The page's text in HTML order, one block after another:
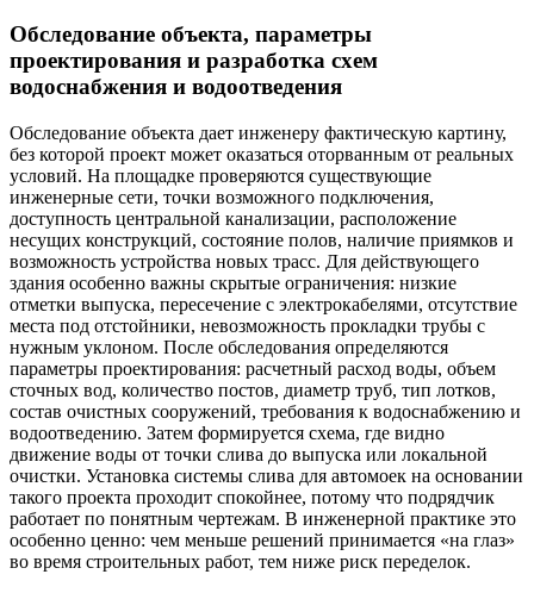
Обследование объекта, параметры
проектирования и разработка схем
водоснабжения и водоотведения
Обследование объекта дает инженеру фактическую картину,
без которой проект может оказаться оторванным от реальных
условий. На площадке проверяются существующие
инженерные сети, точки возможного подключения,
доступность центральной канализации, расположение
несущих конструкций, состояние полов, наличие приямков и
возможность устройства новых трасс. Для действующего
здания особенно важны скрытые ограничения: низкие
отметки выпуска, пересечение с электрокабелями, отсутствие
места под отстойники, невозможность прокладки трубы с
нужным уклоном. После обследования определяются
параметры проектирования: расчетный расход воды, объем
сточных вод, количество постов, диаметр труб, тип лотков,
состав очистных сооружений, требования к водоснабжению и
водоотведению. Затем формируется схема, где видно
движение воды от точки слива до выпуска или локальной
очистки. Установка системы слива для автомоек на основании
такого проекта проходит спокойнее, потому что подрядчик
работает по понятным чертежам. В инженерной практике это
особенно ценно: чем меньше решений принимается «на глаз»
во время строительных работ, тем ниже риск переделок.